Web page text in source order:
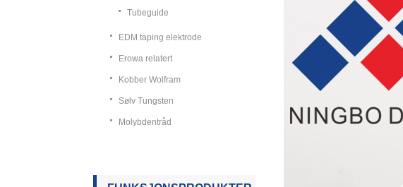
Tubeguide
EDM taping elektrode
Erowa relatert
Kobber Wolfram
Sølv Tungsten
Molybdentråd